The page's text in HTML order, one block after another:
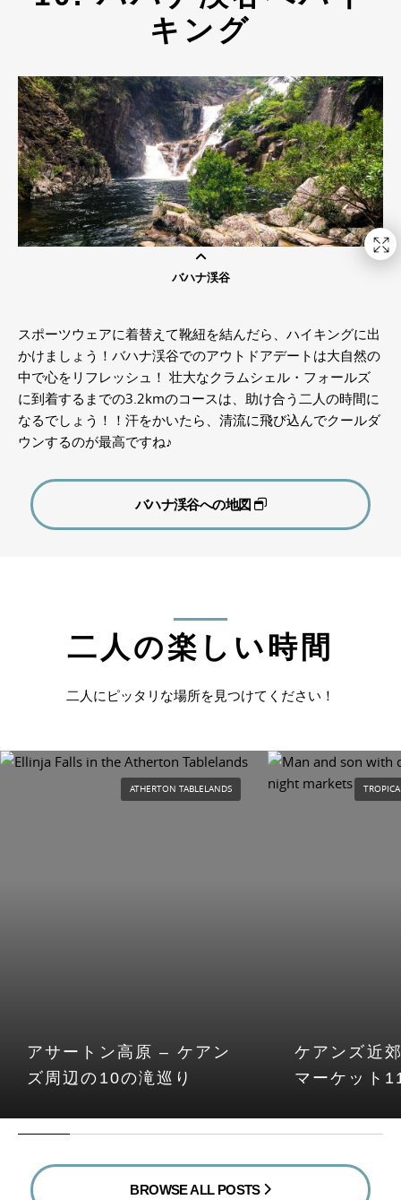
キング
バハナ渓谷
スポーツウェアに着替えて靴紐を結んだら、ハイキングに出
かけましょう！バハナ渓谷でのアウトドアデートは大自然の
中で心をリフレッシュ！ 壮大なクラムシェル・フォールズ
に到着するまでの3.2kmのコースは、助け合う二人の時間に
なるでしょう！！汗をかいたら、清流に飛び込んでクールダ
ウンするのが最高ですね♪
バハナ渓谷への地図
二人の楽しい時間
二人にピッタリな場所を見つけてください！
ATHERTON TABLELANDS
アサートン高原 – ケアン
ズ周辺の10の滝巡り
ケアンズ近
マーケット
BROWSE ALL POSTS